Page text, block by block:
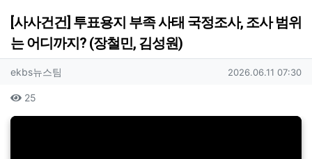
[사사건건] 투표용지 부족 사태 국정조사, 조사 범위
는 어디까지? (장철민, 김성원)
작성자 정보
ekbs뉴스팀 작성일
2026.06.11 07:30
컨텐츠 정보
25
본문